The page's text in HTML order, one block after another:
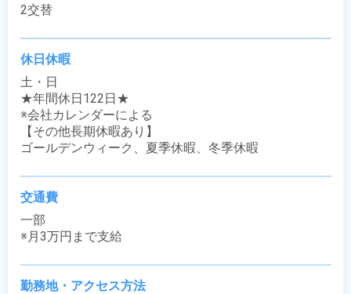
2交替
休日休暇
土・日
★年間休日122日★
※会社カレンダーによる
【その他長期休暇あり】
ゴールデンウィーク、夏季休暇、冬季休暇
交通費
一部
※月3万円まで支給
勤務地・アクセス方法